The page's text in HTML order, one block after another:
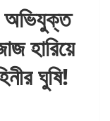
হারিয়ে
ঘুষি!